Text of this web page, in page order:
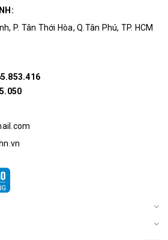
#linhkien3M #linhkiendientu3M
P. Tân Thới Hòa, Q.Tân Phú, TP. HCM